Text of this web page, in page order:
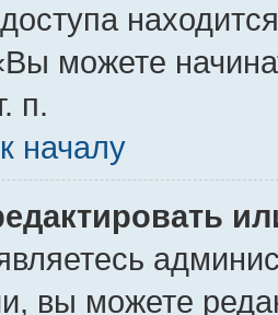
можете
п.
началу
вы можете